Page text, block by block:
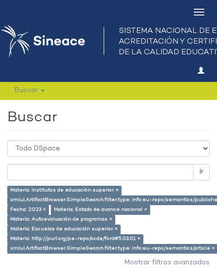
Buscar
Buscar
Ir
Materia: Institutos de educación superior ×
xmlui.ArtifactBrowser.SimpleSearch.filter.type: info:eu-repo/semantics/
Fecha: 2023 ×
Materia: Estado de avance nacional ×
Materia: Autoevaluación de programas ×
Materia: Escuelas de educación superior ×
Materia: http://purl.org/pe-repo/ocde/ford#5.03.01 ×
xmlui.ArtifactBrowser.SimpleSearch.filter.type: info:eu-repo/semantics/article ×
Mostrar filtros avanzados